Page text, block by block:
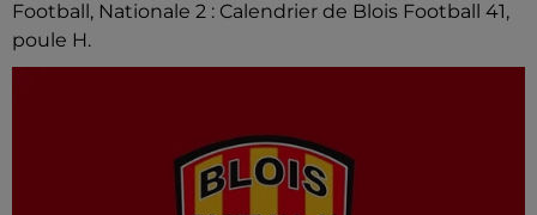
Football, Nationale 2 : Calendrier de Blois Football 41,
poule H.